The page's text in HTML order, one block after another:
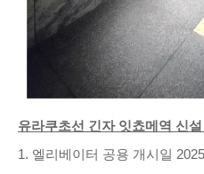
유라쿠초선 긴자 잇쵸메역 신
1. 엘리베이터 공용 개시일